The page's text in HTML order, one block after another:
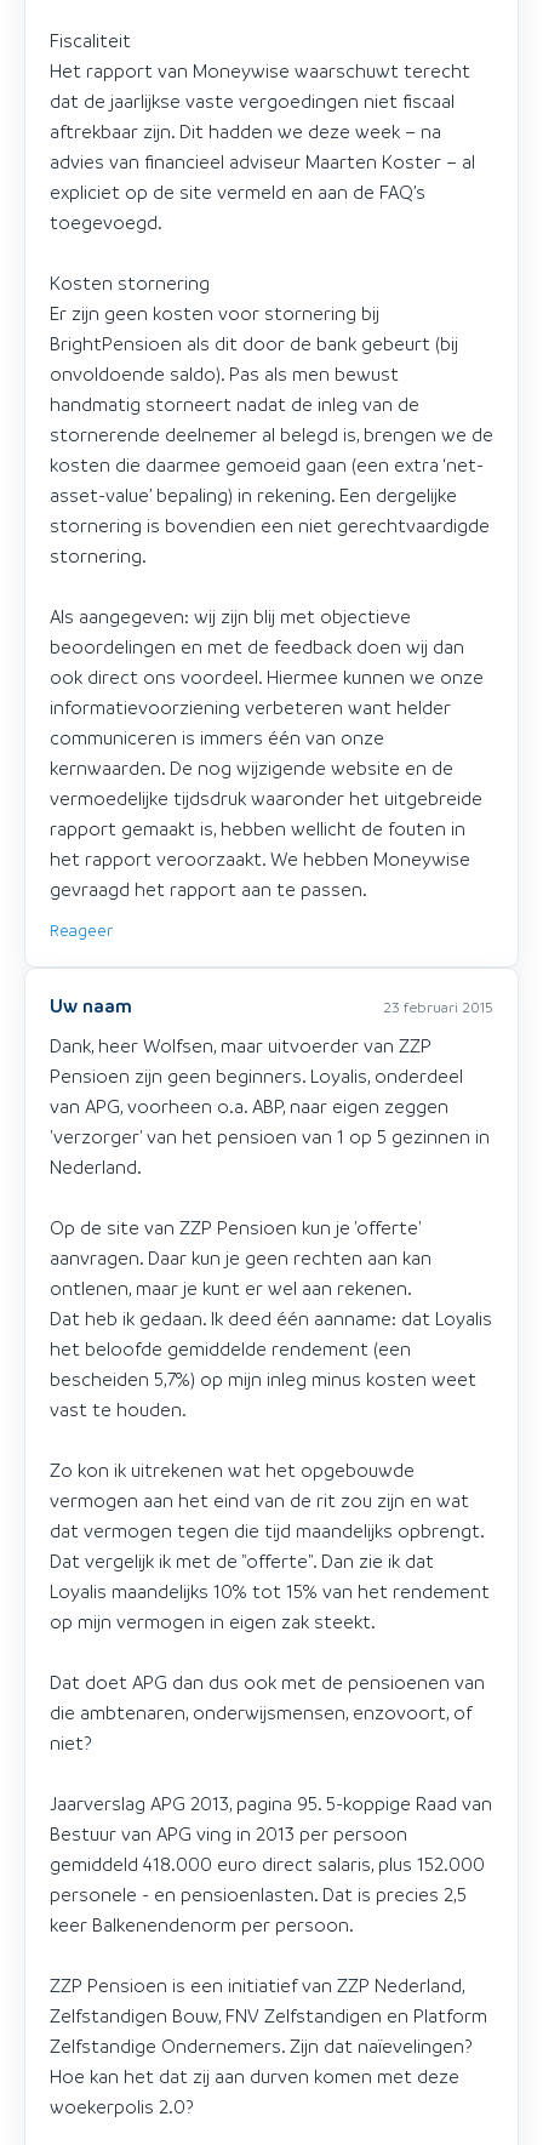
Fiscaliteit
Het rapport van Moneywise waarschuwt terecht
dat de jaarlijkse vaste vergoedingen niet fiscaal
aftrekbaar zijn. Dit hadden we deze week – na
advies van financieel adviseur Maarten Koster – al
expliciet op de site vermeld en aan de FAQ’s
toegevoegd.
Kosten stornering
Er zijn geen kosten voor stornering bij
BrightPensioen als dit door de bank gebeurt (bij
onvoldoende saldo). Pas als men bewust
handmatig storneert nadat de inleg van de
stornerende deelnemer al belegd is, brengen we de
kosten die daarmee gemoeid gaan (een extra ‘net-
asset-value’ bepaling) in rekening. Een dergelijke
stornering is bovendien een niet gerechtvaardigde
stornering.
Als aangegeven: wij zijn blij met objectieve
beoordelingen en met de feedback doen wij dan
ook direct ons voordeel. Hiermee kunnen we onze
informatievoorziening verbeteren want helder
communiceren is immers één van onze
kernwaarden. De nog wijzigende website en de
vermoedelijke tijdsdruk waaronder het uitgebreide
rapport gemaakt is, hebben wellicht de fouten in
het rapport veroorzaakt. We hebben Moneywise
gevraagd het rapport aan te passen.
Reageer
Uw naam 23 februari 2015
Dank, heer Wolfsen, maar uitvoerder van ZZP
Pensioen zijn geen beginners. Loyalis, onderdeel
van APG, voorheen o.a. ABP, naar eigen zeggen
'verzorger' van het pensioen van 1 op 5 gezinnen in
Nederland.
Op de site van ZZP Pensioen kun je 'offerte'
aanvragen. Daar kun je geen rechten aan kan
ontlenen, maar je kunt er wel aan rekenen.
Dat heb ik gedaan. Ik deed één aanname: dat Loyalis
het beloofde gemiddelde rendement (een
bescheiden 5,7%) op mijn inleg minus kosten weet
vast te houden.
Zo kon ik uitrekenen wat het opgebouwde
vermogen aan het eind van de rit zou zijn en wat
dat vermogen tegen die tijd maandelijks opbrengt.
Dat vergelijk ik met de "offerte". Dan zie ik dat
Loyalis maandelijks 10% tot 15% van het rendement
op mijn vermogen in eigen zak steekt.
Dat doet APG dan dus ook met de pensioenen van
die ambtenaren, onderwijsmensen, enzovoort, of
niet?
Jaarverslag APG 2013, pagina 95. 5-koppige Raad van
Bestuur van APG ving in 2013 per persoon
gemiddeld 418.000 euro direct salaris, plus 152.000
personele - en pensioenlasten. Dat is precies 2,5
keer Balkenendenorm per persoon.
ZZP Pensioen is een initiatief van ZZP Nederland,
Zelfstandigen Bouw, FNV Zelfstandigen en Platform
Zelfstandige Ondernemers. Zijn dat naïevelingen?
Hoe kan het dat zij aan durven komen met deze
woekerpolis 2.0?